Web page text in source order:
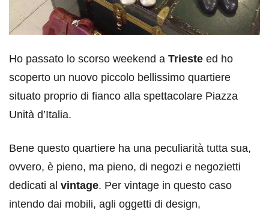
Ho passato lo scorso weekend a Trieste ed ho
scoperto un nuovo piccolo bellissimo quartiere
situato proprio di fianco alla spettacolare Piazza
Unità d’Italia.
Bene questo quartiere ha una peculiarità tutta sua,
ovvero, è pieno, ma pieno, di negozi e negozietti
dedicati al vintage. Per vintage in questo caso
intendo dai mobili, agli oggetti di design,